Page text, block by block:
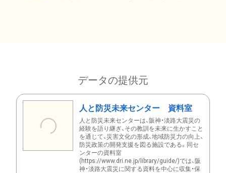
データの提供元
人と防災未来センター 資料室
人と防災未来センターは、阪神・淡路大震災の
経験を語り継ぎ、その教訓を未来に生かすこと
を通じて、災害文化の形成、地域防災力の向上、
防災政策の開発支援を図る施設である。同セ
ンターの資料室
(https://www.dri.ne.jp/library/guide/)では、阪
神・淡路大震災に関する資料を中心に収集・保